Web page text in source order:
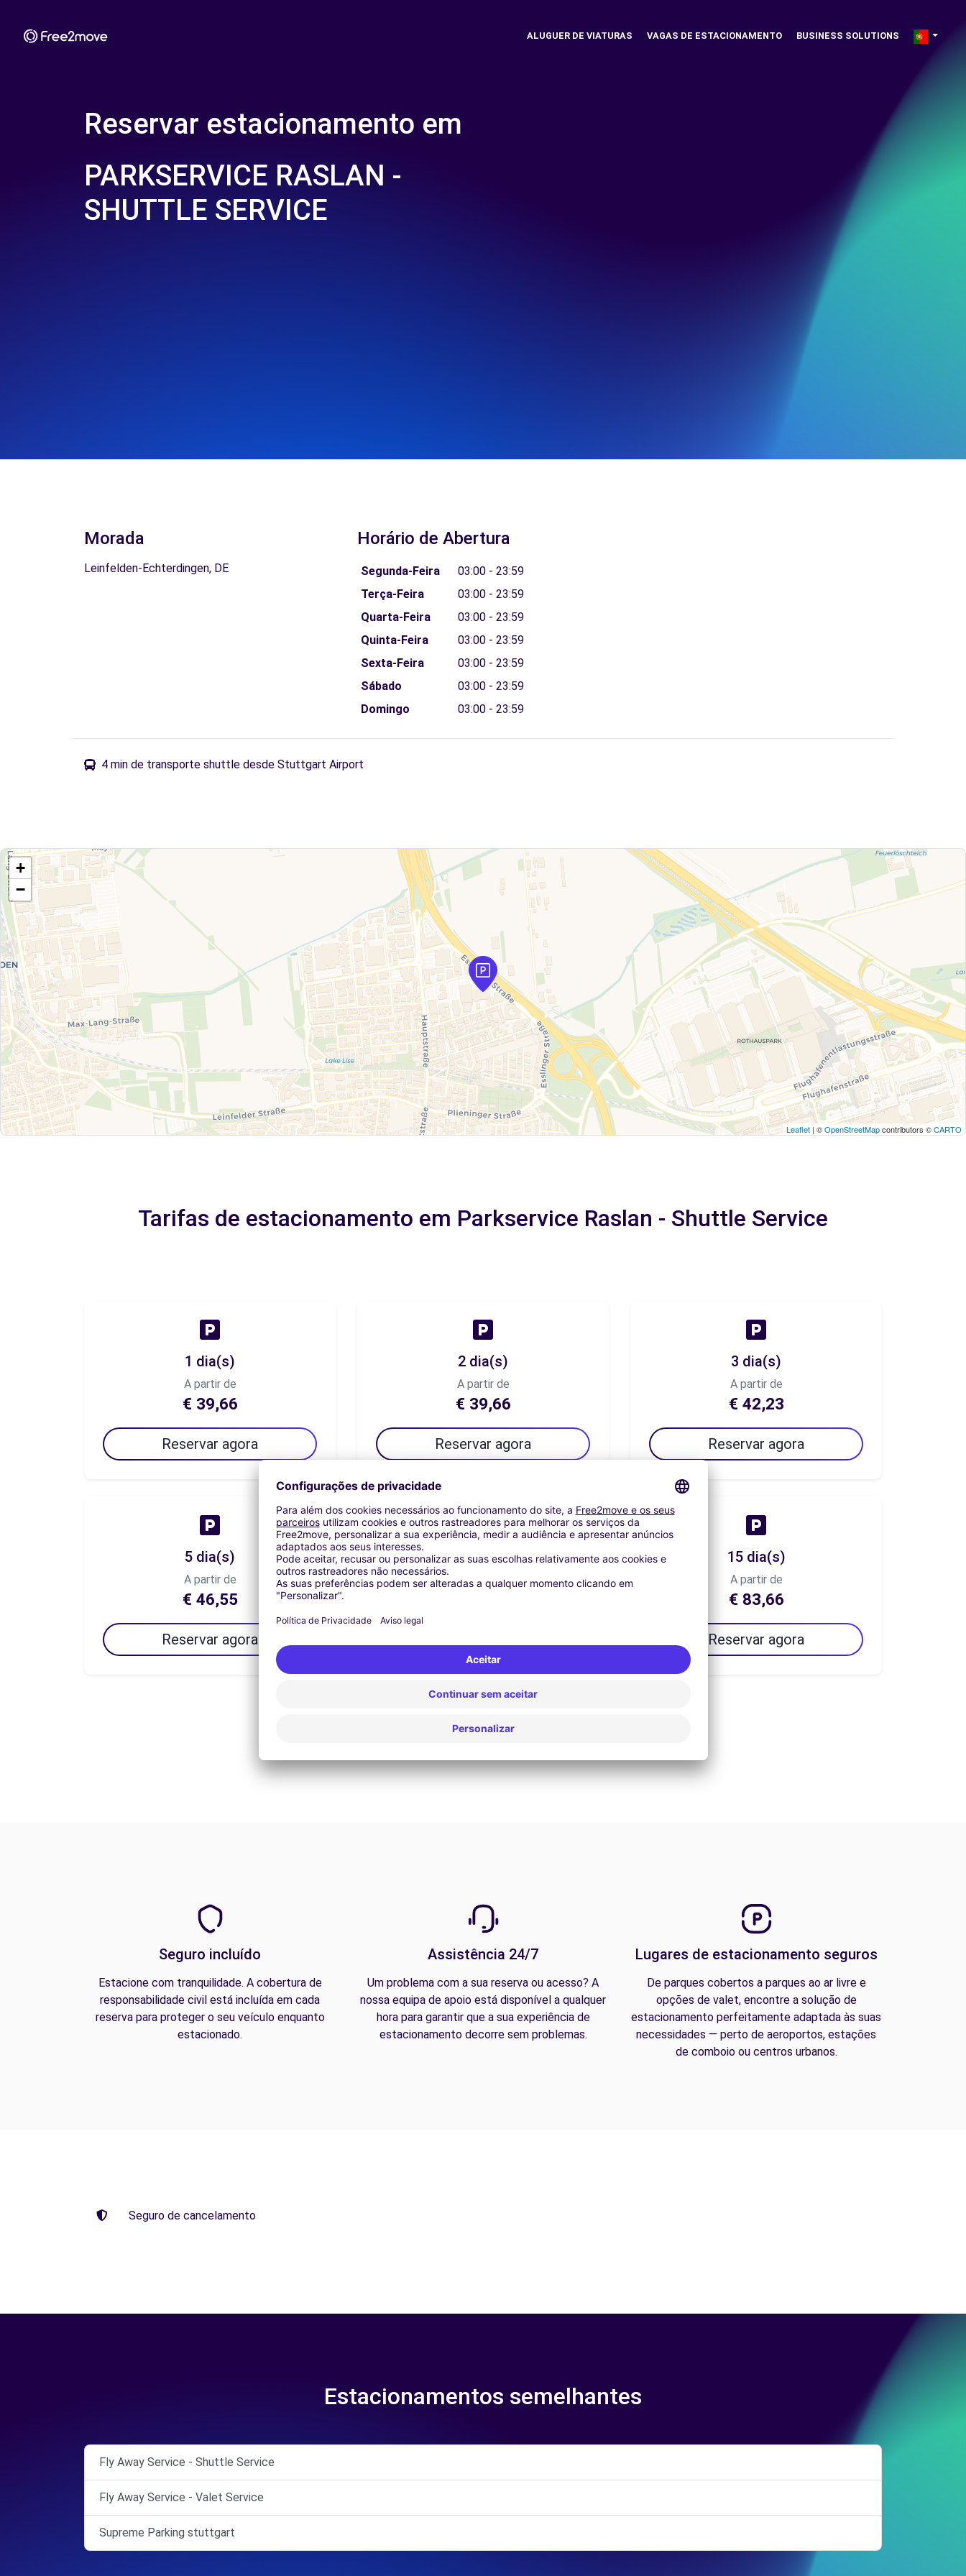
ALUGUER DE VIATURAS VAGAS DE ESTACIONAMENTO BUSINESS SOLUTIONS
Reservar estacionamento em
PARKSERVICE RASLAN -
SHUTTLE SERVICE
Morada
Leinfelden-Echterdingen, DE
Horário de Abertura
Segunda-Feira
03:00 - 23:59
Terça-Feira
03:00 - 23:59
Quarta-Feira
03:00 - 23:59
Quinta-Feira
03:00 - 23:59
Sexta-Feira
03:00 - 23:59
Sábado
03:00 - 23:59
Domingo
03:00 - 23:59
4 min de transporte shuttle desde Stuttgart Airport
+
−
Leaflet | ©OpenStreetMapcontributors ©CARTO
Tarifas de estacionamento em Parkservice Raslan - Shuttle Service
1 dia(s)
A partir de
€ 39,66
Reservar agora
2 dia(s)
A partir de
€ 39,66
Reservar agora
3 dia(s)
A partir de
€ 42,23
Reservar agora
5 dia(s)
A partir de
€ 46,55
Reservar agora
7 dia(s)
A partir de
15 dia(s)
A partir de
€ 83,66
Reservar agora
Seguro incluído
Estacione com tranquilidade. A cobertura de
responsabilidade civil está incluída em cada
reserva para proteger o seu veículo enquanto
estacionado.
Assistência 24/7
Um problema com a sua reserva ou acesso? A
nossa equipa de apoio está disponível a qualquer
hora para garantir que a sua experiência de
estacionamento decorre sem problemas.
Lugares de estacionamento seguros
De parques cobertos a parques ao ar livre e
opções de valet, encontre a solução de
estacionamento perfeitamente adaptada às suas
necessidades — perto de aeroportos, estações
de comboio ou centros urbanos.
Seguro de cancelamento
Estacionamentos semelhantes
Fly Away Service - Shuttle Service
Fly Away Service - Valet Service
Supreme Parking stuttgart